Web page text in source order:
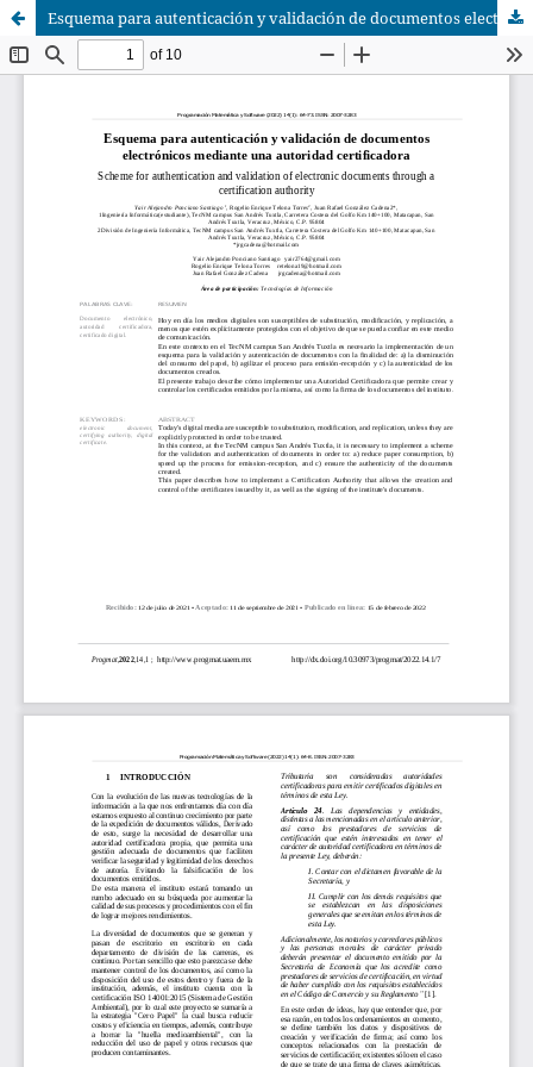
Esquema para autenticación y validación de documentos electrónicos mediante una autoridad certificadora